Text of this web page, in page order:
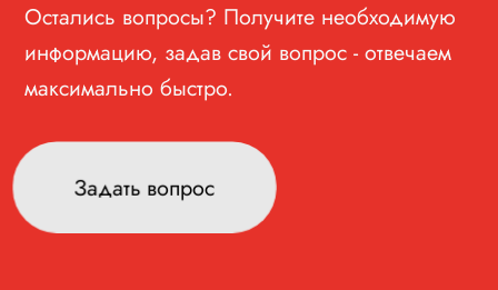
Остались вопросы? Получите необходимую
информацию, задав свой вопрос - отвечаем
максимально быстро.
Задать вопрос